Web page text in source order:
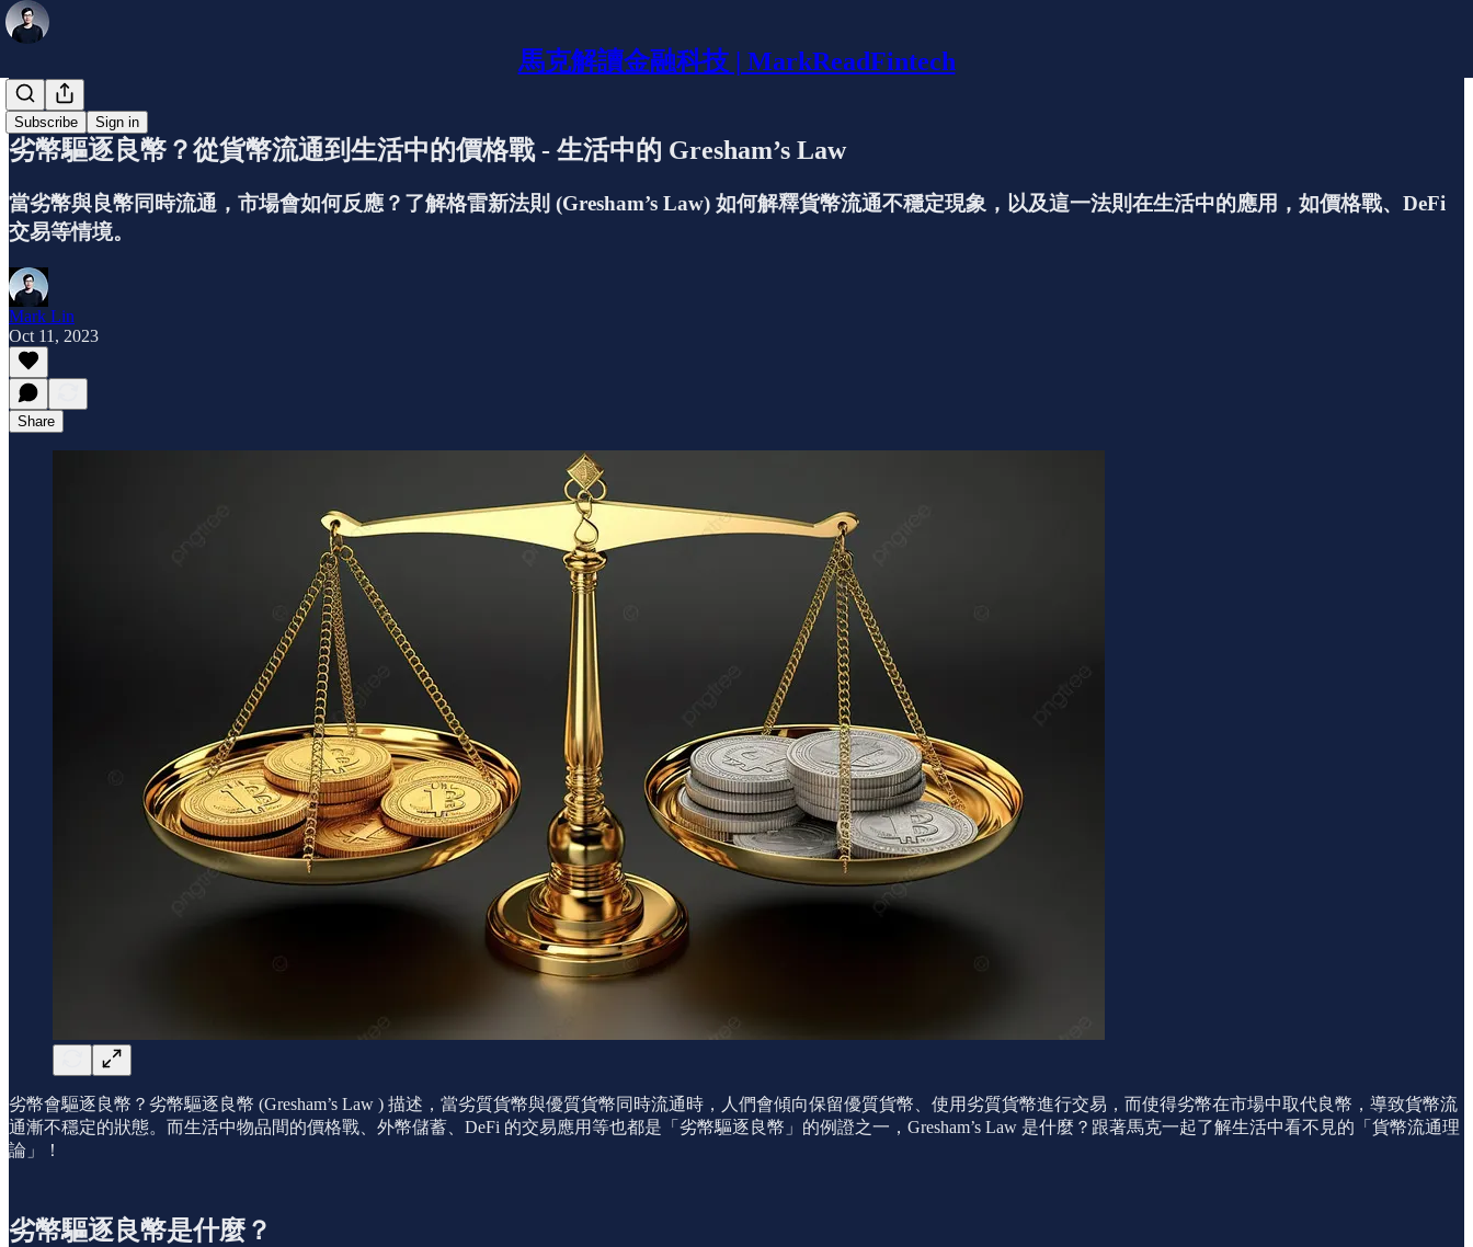
馬克解讀金融科技 | MarkReadFintech
Subscribe Sign in
小知識
劣幣驅逐良幣？從貨幣流通到生活中的價格戰 - 生活中的 Gresham’s Law
當劣幣與良幣同時流通，市場會如何反應？了解格雷新法則 (Gresham’s Law) 如何解釋貨幣流通不穩定現象，以及這一法則在生活中的應用，如價格戰、DeFi
交易等情境。
Mark Lin
Oct 11, 2023
Share
劣幣會驅逐良幣？劣幣驅逐良幣 (Gresham’s Law ) 描述，當劣質貨幣與優質貨幣同時流通時，人們會傾向保留優質貨幣、使用劣質貨幣進行交易，而使得劣幣在市場中取代良幣，導致貨幣流
通漸不穩定的狀態。而生活中物品間的價格戰、外幣儲蓄、DeFi 的交易應用等也都是「劣幣驅逐良幣」的例證之一，Gresham’s Law 是什麼？跟著馬克一起了解生活中看不見的「貨幣流通理
論」！
劣幣驅逐良幣是什麼？